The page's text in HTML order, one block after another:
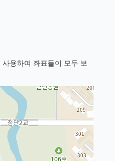
용하여 좌표들이 모두 보